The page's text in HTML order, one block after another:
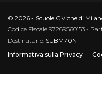
© 2026 - Scuole Civiche di
Codice Fiscale 97269560153 -
Destinatario: SUBM70N
Informativa sulla Privacy